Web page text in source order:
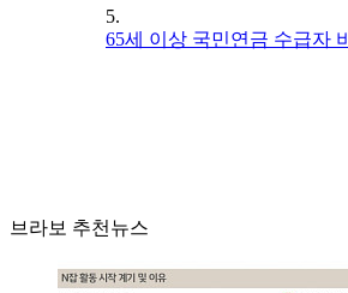
5.
65세 이상 국민연금 수급자
브라보 추천뉴스